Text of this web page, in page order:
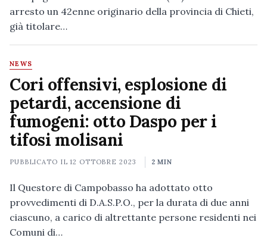
arresto un 42enne originario della provincia di Chieti,
già titolare…
NEWS
Cori offensivi, esplosione di
petardi, accensione di
fumogeni: otto Daspo per i
tifosi molisani
PUBBLICATO IL12 OTTOBRE 2023 2 MIN
Il Questore di Campobasso ha adottato otto
provvedimenti di D.A.S.P.O., per la durata di due anni
ciascuno, a carico di altrettante persone residenti nei
Comuni di…